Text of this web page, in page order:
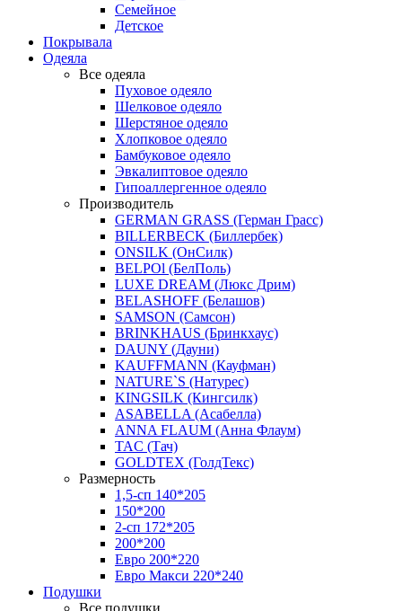
Семейное
Детское
Покрывала
Одеяла
Все одеяла
Пуховое одеяло
Шелковое одеяло
Шерстяное одеяло
Хлопковое одеяло
Бамбуковое одеяло
Эвкалиптовое одеяло
Гипоаллергенное одеяло
Производитель
GERMAN GRASS (Герман Грасс)
BILLERBECK (Биллербек)
ONSILK (ОнСилк)
BELPOl (БелПоль)
LUXE DREAM (Люкс Дрим)
BELASHOFF (Белашов)
SAMSON (Самсон)
BRINKHAUS (Бринкхаус)
DAUNY (Дауни)
KAUFFMANN (Кауфман)
NATURE`S (Натурес)
KINGSILK (Кингсилк)
ASABELLA (Асабелла)
ANNA FLAUM (Анна Флаум)
TAC (Тач)
GOLDTEX (ГолдТекс)
Размерность
1,5-сп 140*205
150*200
2-сп 172*205
200*200
Евро 200*220
Евро Макси 220*240
Подушки
Все подушки